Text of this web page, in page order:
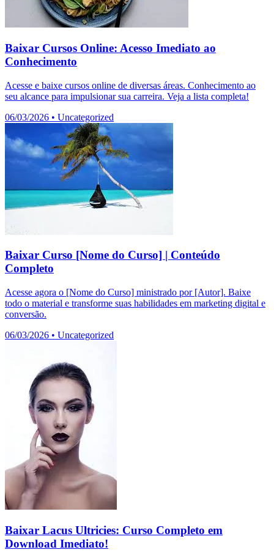
Baixar Cursos Online: Acesso Imediato ao
Conhecimento
Acesse e baixe cursos online de diversas áreas. Conhecimento ao
seu alcance para impulsionar sua carreira. Veja a lista completa!
06/03/2026 • Uncategorized
Baixar Curso [Nome do Curso] | Conteúdo
Completo
Acesse agora o [Nome do Curso] ministrado por [Autor]. Baixe
todo o material e transforme suas habilidades em marketing digital e
conversão.
06/03/2026 • Uncategorized
Baixar Lacus Ultricies: Curso Completo em
Download Imediato!